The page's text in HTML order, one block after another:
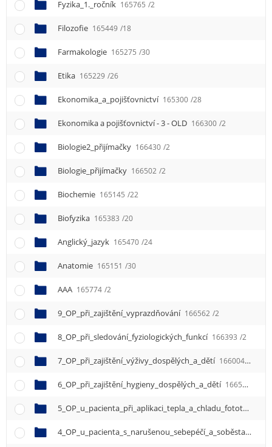
Fyzika_1._ročník 165765 /2
Filozofie 165449 /18
Farmakologie 165275 /30
Etika 165229 /26
Ekonomika_a_pojišťovnictví 165300 /28
Ekonomika a pojišťovnictví - 3 - OLD 166300 /2
Biologie2_přijímačky 166430 /2
Biologie_přijímačky 166502 /2
Biochemie 165145 /22
Biofyzika 165383 /20
Anglický_jazyk 165470 /24
Anatomie 165151 /30
AAA 165774 /2
9_OP_při_zajištění_vyprazdňování 166562 /2
8_OP_při_sledování_fyziologických_funkcí 166393 /2
7_OP_při_zajištění_výživy_dospělých_a_dětí 166004 /2
6_OP_při_zajištění_hygieny_dospělých_a_dětí 166583
5_OP_u_pacienta_při_aplikaci_tepla_a_chladu_fototerapie
4_OP_u_pacienta_s_narušenou_sebepéčí_a_soběstačností